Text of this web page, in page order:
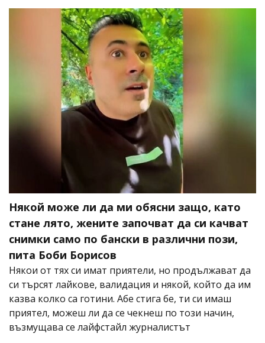
Някой може ли да ми обясни защо, като
стане лято, жените започват да си качват
снимки само по бански в различни пози,
пита Боби Борисов
Някои от тях си имат приятели, но продължават да
си търсят лайкове, валидация и някой, който да им
казва колко са готини. Абе стига бе, ти си имаш
приятел, можеш ли да се чекнеш по този начин,
възмущава се лайфстайл журналистът